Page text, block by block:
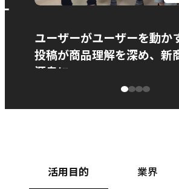
ユーザーがユーザーを動か
投稿が商品理解を深め、新
源泉に
活用目的 業界